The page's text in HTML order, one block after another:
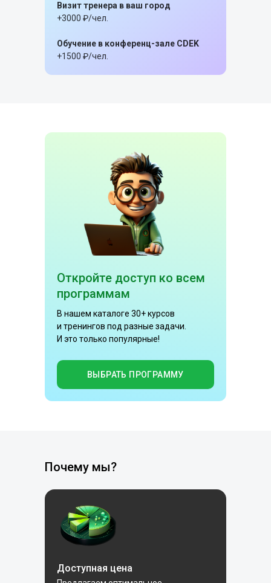
Визит тренера в ваш город
+3000 ₽/чел.
Обучение в конференц-зале CDEK
+1500 ₽/чел.
Откройте доступ ко всем
программам
В нашем каталоге 30+ курсов
и тренингов под разные задачи.
И это только популярные!
ВЫБРАТЬ ПРОГРАММУ
Доступная цена
Почему мы?